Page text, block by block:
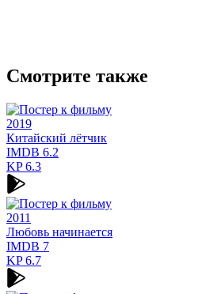
Смотрите также
2019
Китайский лётчик
IMDB 6.2
KP6.3
2011
Любовь начинается
IMDB 7
KP6.7